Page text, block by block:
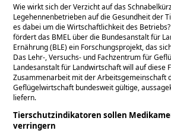
Wie wirkt sich der Verzicht auf das
Legehennenbetrieben auf die Gesundheit der
es dabei um die Wirtschaftlichkeit des
fördert das BMEL über die Bundesanstalt für
Ernährung (BLE) ein Forschungsprojekt, das
Das Lehr-, Versuchs- und Fachzentrum für
Landesanstalt für Landwirtschaft will auf diese
Zusammenarbeit mit der Arbeitsgemeinschaft
Geflügelwirtschaft bundesweit gültige,
liefern.
Tierschutzindikatoren sollen
verringern